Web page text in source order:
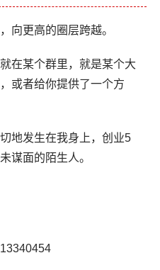
向更高的圈层跨越。
在某个群里，就是某个大
或者给你提供了一个方
地发生在我身上，创业5
谋面的陌生人。